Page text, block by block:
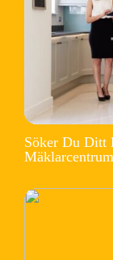
Söker Du Ditt